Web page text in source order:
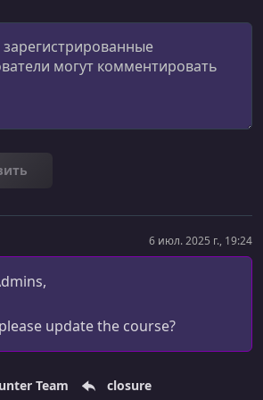
Effect on Performance
Effect on Performance
00:11:53
Establishment
6 июл. 2025 г., 19:24
update the course?
Team closure